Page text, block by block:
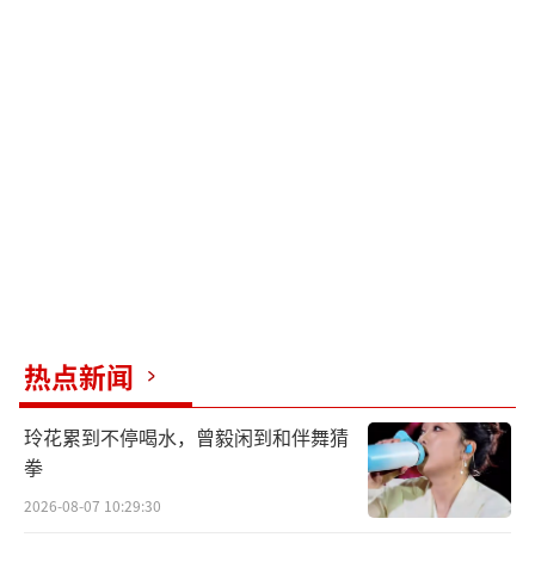
热点新闻
玲花累到不停喝水，曾毅闲到和伴舞猜
拳
2026-08-07 10:29:30